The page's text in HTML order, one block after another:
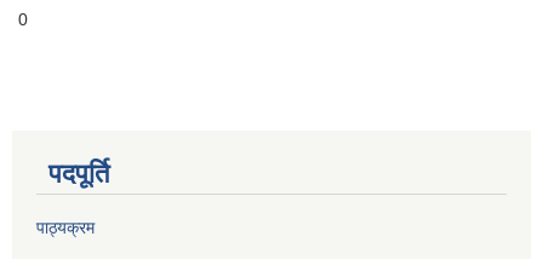
0
पदपूर्ति
पाठ्यक्रम